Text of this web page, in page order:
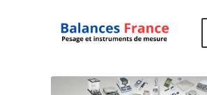
Aller
navigation
Aller